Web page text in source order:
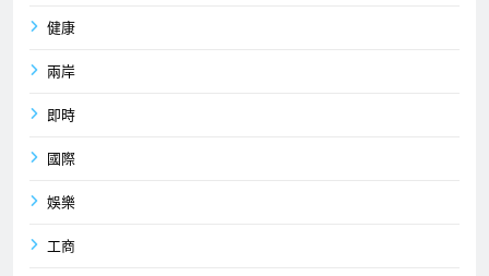
健康
兩岸
即時
國際
娛樂
工商